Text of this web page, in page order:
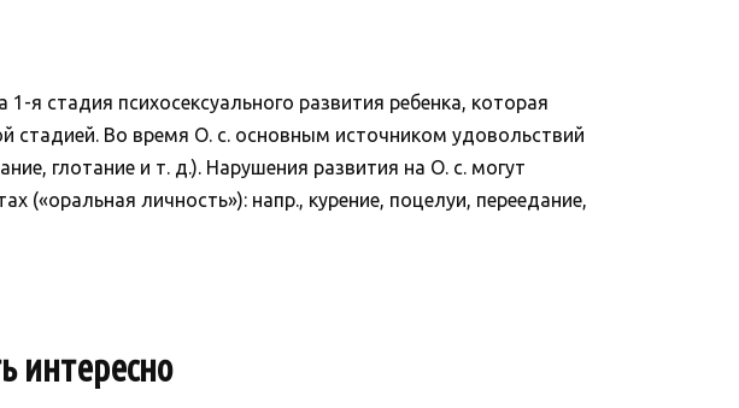
стадия психосексуального развития ребенка, которая
стадией. Во время О. с. основным источником удовольствий
глотание и т. д.). Нарушения развития на О. с. могут
(«оральная личность»): напр., курение, поцелуи, переедание,
интересно